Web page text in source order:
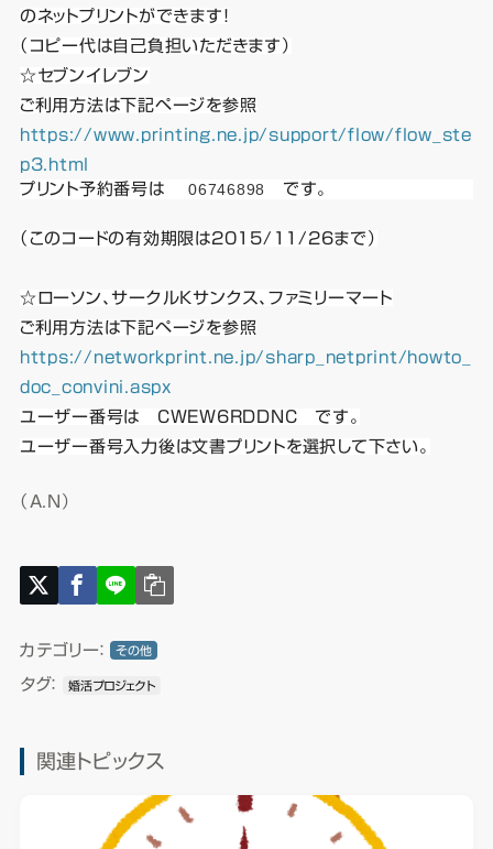
のネットプリントができます！
（コピー代は自己負担いただきます）
☆セブンイレブン
ご利用方法は下記ページを参照
https://www.printing.ne.jp/support/flow/flow_ste
p3.html
プリント予約番号は06746898 です。
（このコードの有効期限は2015/11/26まで）
☆ローソン、サークルKサンクス、ファミリーマート
ご利用方法は下記ページを参照
https://networkprint.ne.jp/sharp_netprint/howto_
doc_convini.aspx
ユーザー番号は CWEW6RDDNC です。
ユーザー番号入力後は文書プリントを選択して下さい。
（A.N）
カテゴリー： その他
タグ： 婚活プロジェクト
関連トピックス